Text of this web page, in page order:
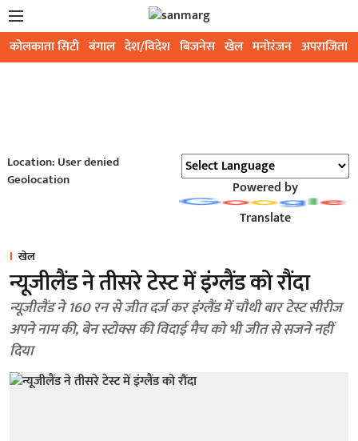
कोलकाता सिटी बंगाल देश/विदेश बिजनेस खेल मनोरंजन अपराजिता
Location: User denied
Geolocation
Powered by
Translate
खेल
न्यूजीलैंड ने तीसरे टेस्ट में इंग्लैंड को रौंदा
न्यूजीलैंड ने 160 रन से जीत दर्ज कर इंग्लैंड में चौथी बार टेस्ट सीरीज
अपने नाम की, बेन स्टोक्स की विदाई मैच को भी जीत से सजने नहीं
दिया